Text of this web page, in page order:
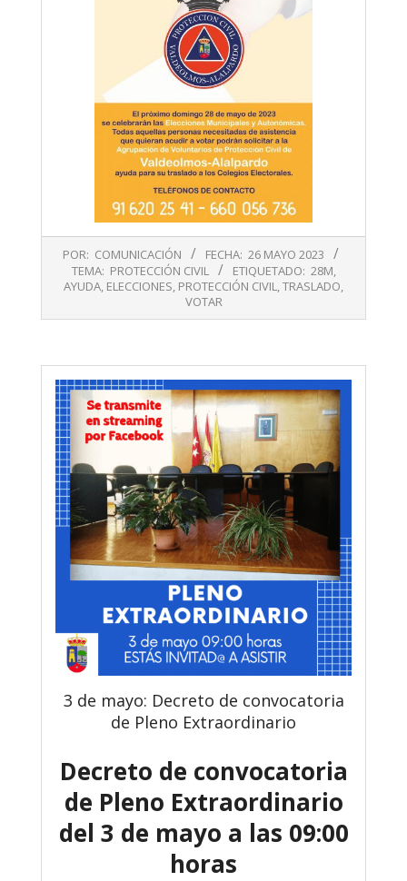
POR: COMUNICACIÓN FECHA: 26 MAYO 2023
TEMA: PROTECCIÓN CIVIL ETIQUETADO: 28M,
AYUDA, ELECCIONES, PROTECCIÓN CIVIL,TRASLADO,
VOTAR
3 de mayo: Decreto de convocatoria
de Pleno Extraordinario
Decreto de convocatoria
de Pleno Extraordinario
del 3 de mayo a las 09:00
horas